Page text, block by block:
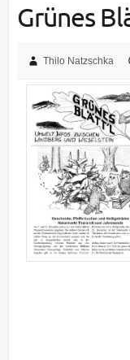
Grünes
Thilo Natzschka